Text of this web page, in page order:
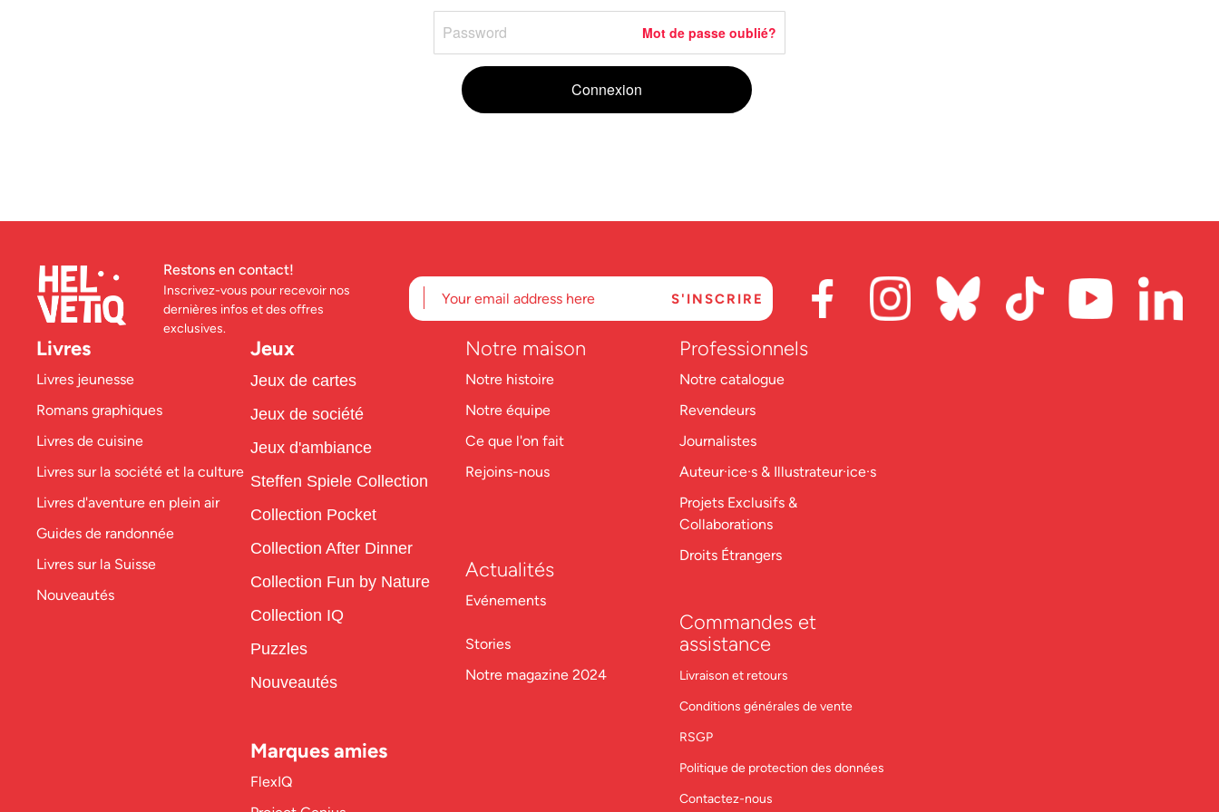
Mot de passe oublié?
Connexion
Restons en contact!
Inscrivez-vous pour recevoir nos
dernières infos et des offres
exclusives.
Livres
Livres jeunesse
Romans graphiques
Livres de cuisine
Livres sur la société et la culture
Livres d'aventure en plein air
Guides de randonnée
Livres sur la Suisse
Nouveautés
Jeux
Jeux de cartes
Jeux de société
Jeux d'ambiance
Steffen Spiele Collection
Collection Pocket
Collection After Dinner
Collection Fun by Nature
Collection IQ
Puzzles
Nouveautés
Marques amies
FlexIQ
Notre maison
Notre histoire
Notre équipe
Ce que l'on fait
Rejoins-nous
Actualités
Evénements
Stories
Notre magazine 2024
Professionnels
Notre catalogue
Revendeurs
Journalistes
Auteur·ice·s & Illustrateur·ice·s
Projets Exclusifs &
Collaborations
Droits Étrangers
Commandes et
assistance
Livraison et retours
Conditions générales de vente
RSGP
Politique de protection des données
Contactez-nous